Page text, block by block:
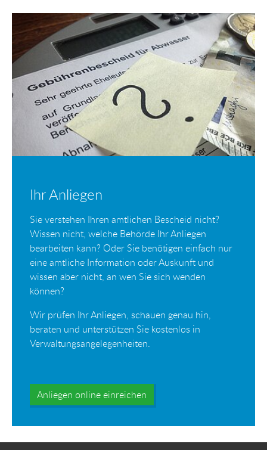
Ihr Anliegen
Sie verstehen Ihren amtlichen Bescheid nicht?
Wissen nicht, welche Behörde Ihr Anliegen
bearbeiten kann? Oder Sie benötigen einfach nur
eine amtliche Information oder Auskunft und
wissen aber nicht, an wen Sie sich wenden
können?
Wir prüfen Ihr Anliegen, schauen genau hin,
beraten und unterstützen Sie kostenlos in
Verwaltungsangelegenheiten.
Anliegen online einreichen